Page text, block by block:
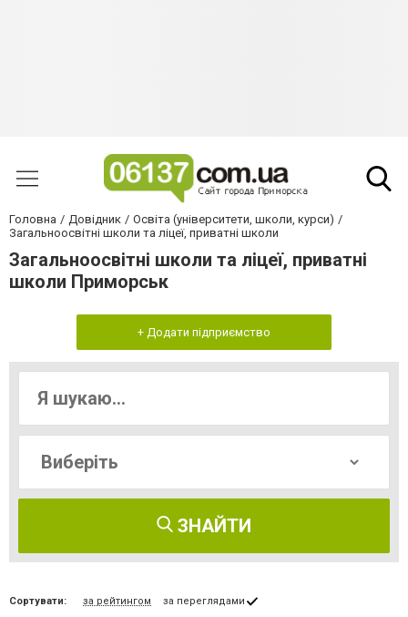
Головна Довідник
Освіта (університети, школи, курси)
Загальноосвітні школи та ліцеї, приватні школи
Загальноосвітні школи та ліцеї, приватні
школи Приморськ
+ Додати підприємство
ЗНАЙТИ
Сортувати: за рейтингом за переглядами